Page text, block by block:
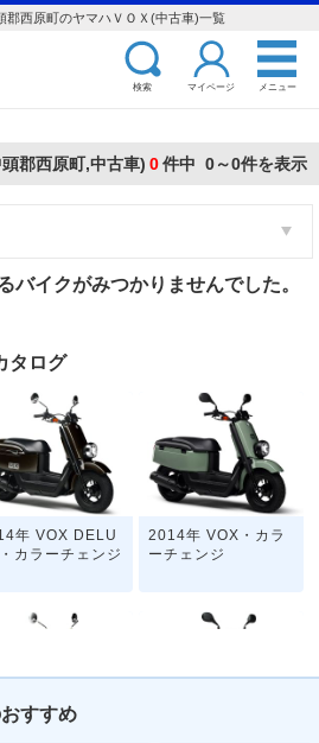
郡西原町のヤマハＶＯＸ(中古車)一覧
検索 マイページ メニュー
郡西原町,中古車) 0件中 0～0件を表示
バイクがみつかりませんでした。
タログ
年 VOX DELU
カラーチェンジ
2014年 VOX・カラ
ーチェンジ
すすめ